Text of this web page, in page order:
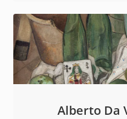
Alberto Da